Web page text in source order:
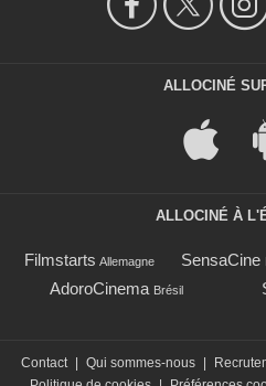
ALLOCINÉ
ALLOCINÉ À
Filmstarts Allemagne SensaCine
AdoroCinema Brésil
Contact Qui sommes-nous